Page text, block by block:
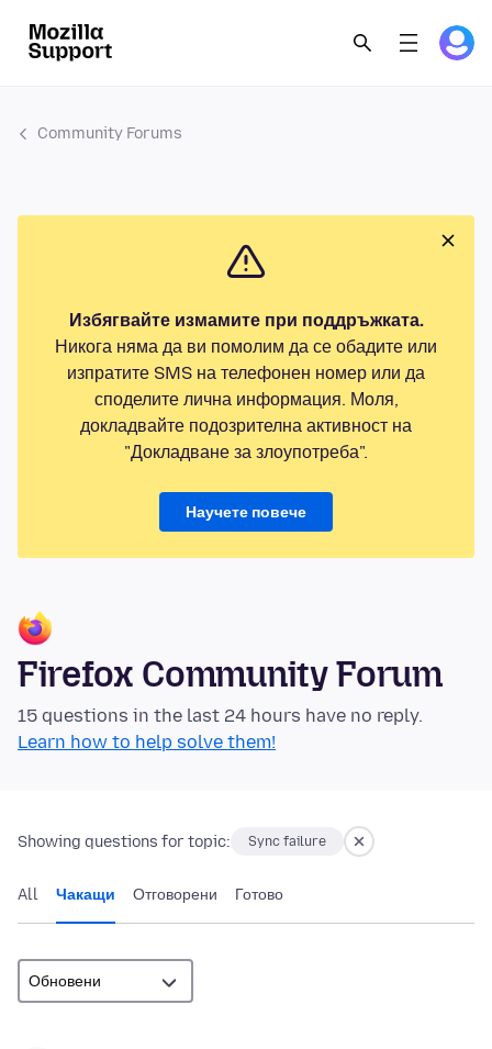
Community Forums
Избягвайте измамите при поддръжката.
Никога няма да ви помолим да се обадите или
изпратите SMS на телефонен номер или да
споделите лична информация. Моля,
докладвайте подозрителна активност на
"Докладване за злоупотреба".
Научете повече
Firefox Community Forum
15 questions in the last 24 hours have no reply.
Learn how to help solve them!
Showing questions for topic: Sync failure
All Чакащи Отговорени Готово